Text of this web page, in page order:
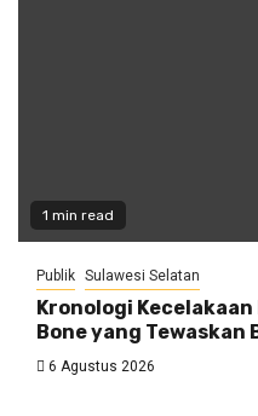
1 min read
Publik Sulawesi Selatan
Kronologi
Bone yang Tewaskan
6 Agustus 2026